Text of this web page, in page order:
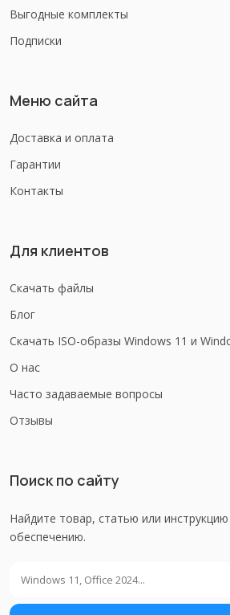
Выгодные комплекты
Подписки
Меню сайта
Доставка и оплата
Гарантии
Контакты
Для клиентов
Скачать файлы
Блог
Скачать ISO-образы Windows 11 и
О нас
Часто задаваемые вопросы
Отзывы
Поиск по сайту
Найдите товар, статью или
обеспечению.